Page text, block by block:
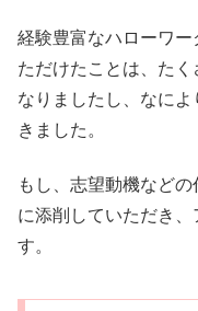
経験豊富なハローワ
ただけたことは、た
なりましたし、なに
きました。
もし、志望動機など
に添削していただき
す。